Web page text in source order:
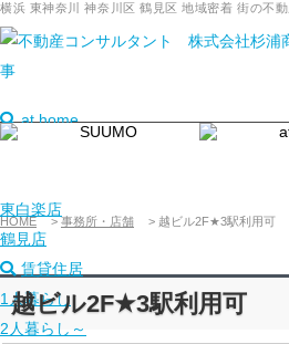
横浜 東神奈川 神奈川区 鶴見区 地域密着 街の不
at home
東白楽店
鶴見店
賃貸住居
1人暮らし
2人暮らし～
HOME >事務所・店舗 > 越ビル2F★3駅利用可
越ビル2F★3駅利用可